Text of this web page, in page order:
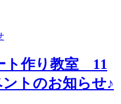
ト作り教室 11
トのお知らせ♪